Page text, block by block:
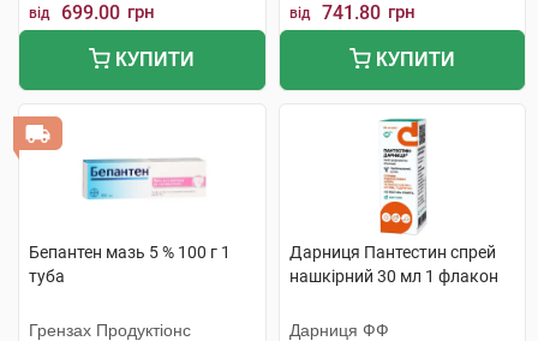
від 699.00 грн
КУПИТИ
від 741.80 грн
КУПИТИ
Бепантен мазь 5 % 100 г 1
туба
Грензах Продуктіонс
Дарниця Пантестин спрей
нашкірний 30 мл 1 флакон
Дарниця ФФ